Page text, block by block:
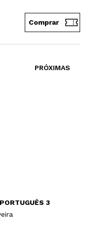
Comprar
PRÓXIMAS
3